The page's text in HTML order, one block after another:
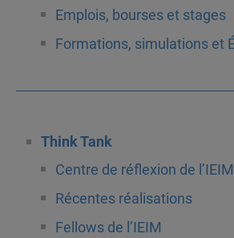
Emplois, bourses et stages
Formations, simulations et
Think Tank
Centre de réflexion de l’IEIM
Récentes réalisations
Fellows de l’IEIM